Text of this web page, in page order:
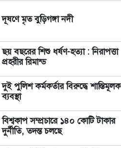
দূষণে মৃত বুড়িগঙ্গা নদী
ছয় বছরের শিশু ধর্ষণ-হত্যা : নিরাপত্তা
প্রহরীর রিমান্ড
দুই পুলিশ কর্মকর্তার বিরুদ্ধে শাস্তিমূলক
ব্যবস্থা
বিশ্বকাপ সম্প্রচারে ১৪০ কোটি টাকার
দুর্নীতি, তদন্ত চলছে